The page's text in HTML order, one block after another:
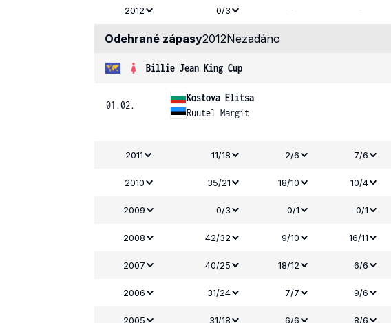
2012 0/3 - -
Odehrané zápasy2012Nezadáno
Billie Jean King Cup
01.02.
Kostova Elitsa
Ruutel Margit
2011 11/18 2/6 7/6
2010 35/21 18/10 10/4
2009 0/3 0/1 0/1
2008 42/32 9/10 16/11
2007 40/25 18/12 6/6
2006 31/24 7/7 9/6
2005 31/18 6/6 8/6